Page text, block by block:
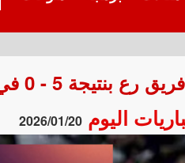
المصري الممتاز - سيدات.
اليوم 2026/01/20